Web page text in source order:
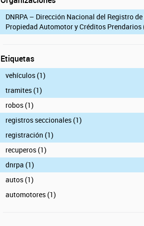
DNRPA – Dirección Nacional del Registro de
Propiedad Automotor y Créditos Prendarios
Etiquetas
vehículos (1)
tramites (1)
robos (1)
registros seccionales (1)
registración (1)
recuperos (1)
dnrpa (1)
autos (1)
automotores (1)